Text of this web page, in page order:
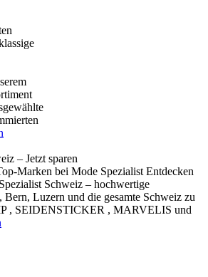
– Jetzt sparen
Marken bei Mode Spezialist Entdecken
Schweiz – hochwertige
Luzern und die gesamte Schweiz zu
, SEIDENSTICKER , MARVELIS und